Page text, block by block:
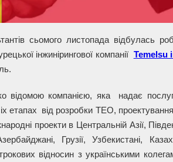
сьомого листопада відбулась
інжинірингової компанії Temelsu
відомою компанією, яка надає
етапах від розробки ТЕО,
проекти в Центральній Азії,
Грузії, Узбекистані,
відносин з українськими